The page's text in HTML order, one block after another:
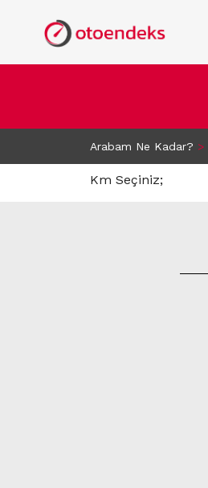
Arabam Ne Kadar? >
Km Seçiniz;